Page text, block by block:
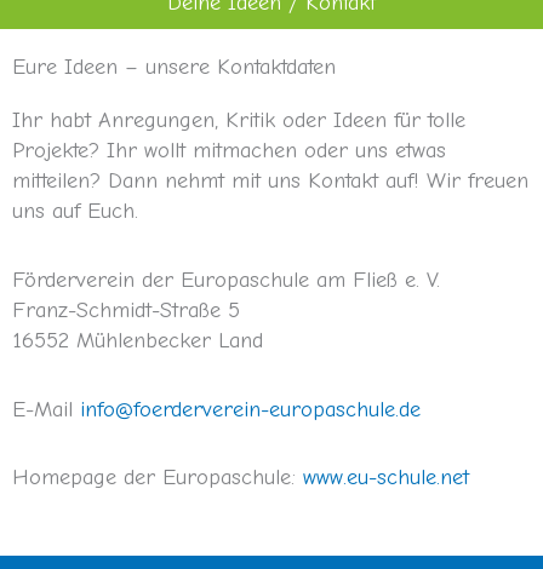
Eure Ideen – unsere Kontaktdaten
Ihr habt Anregungen, Kritik oder Ideen für tolle
Projekte? Ihr wollt mitmachen oder uns etwas
mitteilen? Dann nehmt mit uns Kontakt auf! Wir freuen
uns auf Euch.
Förderverein der Europaschule am Fließ e. V.
Franz-Schmidt-Straße 5
16552 Mühlenbecker Land
E-Mail info@foerderverein-europaschule.de
Homepage der Europaschule: www.eu-schule.net